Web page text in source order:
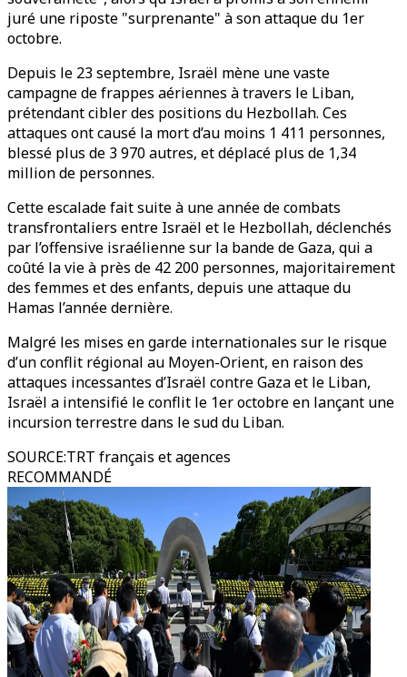
juré une riposte "surprenante" à son attaque du 1er
octobre.
Depuis le 23 septembre, Israël mène une vaste
campagne de frappes aériennes à travers le Liban,
prétendant cibler des positions du Hezbollah. Ces
attaques ont causé la mort d’au moins 1 411 personnes,
blessé plus de 3 970 autres, et déplacé plus de 1,34
million de personnes.
Cette escalade fait suite à une année de combats
transfrontaliers entre Israël et le Hezbollah, déclenchés
par l’offensive israélienne sur la bande de Gaza, qui a
coûté la vie à près de 42 200 personnes, majoritairement
des femmes et des enfants, depuis une attaque du
Hamas l’année dernière.
Malgré les mises en garde internationales sur le risque
d’un conflit régional au Moyen-Orient, en raison des
attaques incessantes d’Israël contre Gaza et le Liban,
Israël a intensifié le conflit le 1er octobre en lançant une
incursion terrestre dans le sud du Liban.
SOURCE:TRT français et agences
RECOMMANDÉ